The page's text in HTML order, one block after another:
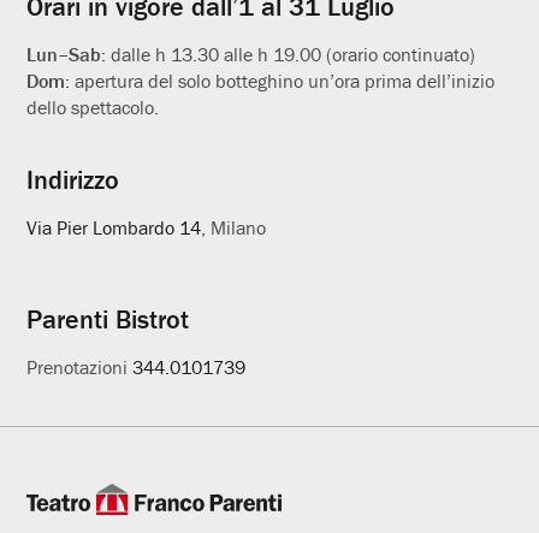
Orari in vigore dall’1 al 31 Luglio
Lun–Sab:dalle h 13.30 alle h 19.00 (orario continuato)
Dom:apertura del solo botteghino un’ora prima dell’inizio
dello spettacolo.
Indirizzo
Via Pier Lombardo 14, Milano
Parenti Bistrot
Prenotazioni344.0101739